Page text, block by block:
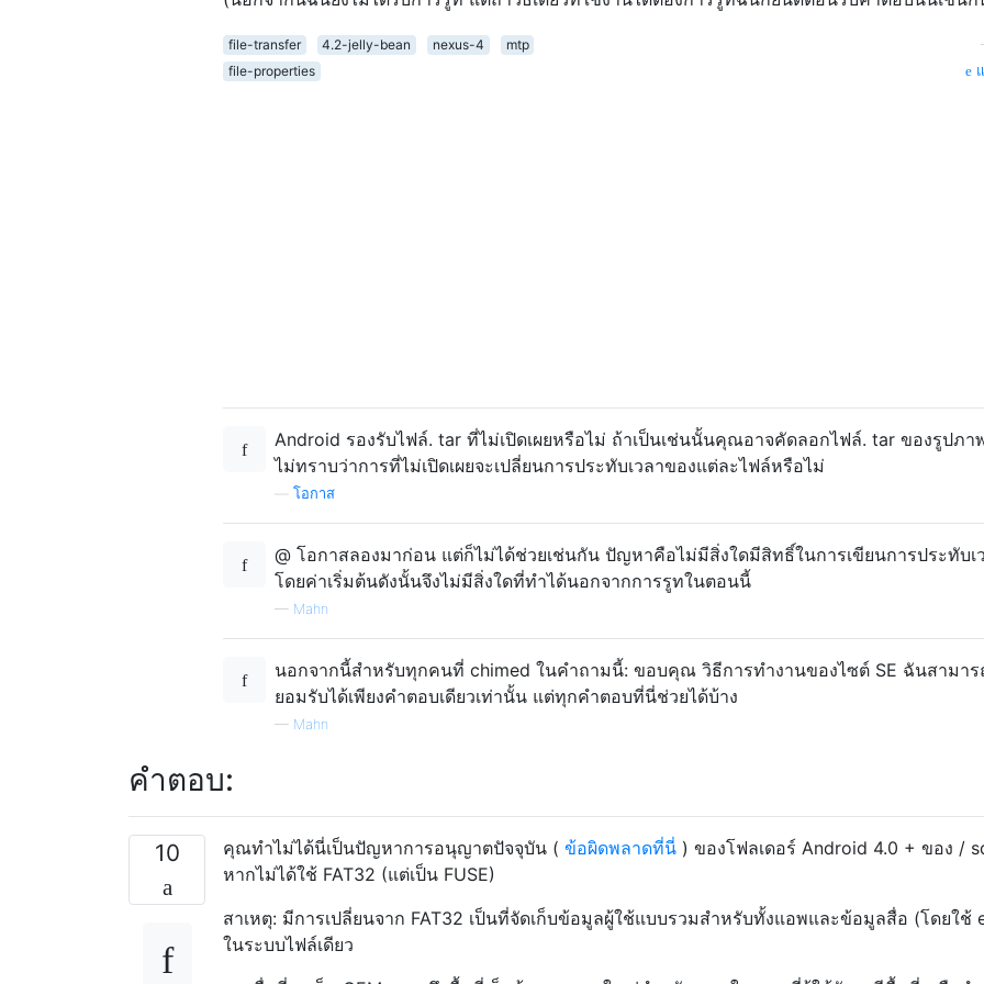
file-transfer 4.2-jelly-bean nexus-4
mtp
file-properties
Android รองรับไฟล์. tar ที่ไม่เปิดเผยหรือไม่ ถ้าเป็นเช่นนั้นคุณอาจคัดลอกไฟล์. tar ของรูปภ
ไม่ทราบว่าการที่ไม่เปิดเผยจะเปลี่ยนการประทับเวลาของแต่ละไฟล์หรือไม่
โอกาส
@ โอกาสลองมาก่อน แต่ก็ไม่ได้ช่วยเช่นกัน ปัญหาคือไม่มีสิ่งใดมีสิทธิ์ในการเขียนการประทับเ
โดยค่าเริ่มต้นดังนั้นจึงไม่มีสิ่งใดที่ทำได้นอกจากการรูทในตอนนี้
— Mahn
นอกจากนี้สำหรับทุกคนที่ chimed ในคำถามนี้: ขอบคุณ วิธีการทำงานของไซต์ SE ฉันสามาร
ยอมรับได้เพียงคำตอบเดียวเท่านั้น แต่ทุกคำตอบที่นี่ช่วยได้บ้าง
— Mahn
คำตอบ:
10 คุณทำไม่ได้นี่เป็นปัญหาการอนุญาตปัจจุบัน ( ข้อผิดพลาดที่นี่ ) ของโฟลเดอร์ Android 4.0 + ของ /
หากไม่ได้ใช้ FAT32 (แต่เป็น FUSE)
สาเหตุ: มีการเปลี่ยนจาก FAT32 เป็นที่จัดเก็บข้อมูลผู้ใช้แบบรวมสำหรับทั้งแอพและข้อมูลสื่อ (โดยใช้
ในระบบไฟล์เดียว